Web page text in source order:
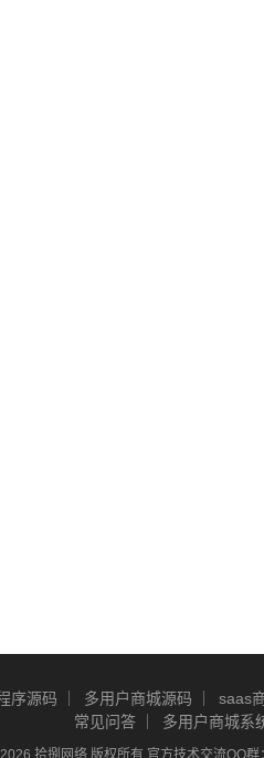
序源码 多用户商城源码 saas
常见问答
多用户商城系
拾捌网络 版权所有 官方技术交流QQ